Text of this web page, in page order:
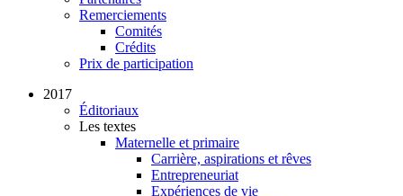
Remerciements
Comités
Crédits
Prix de participation
2017
Éditoriaux
Les textes
Maternelle et primaire
Carrière, aspirations et rêves
Entrepreneuriat
Expériences de vie